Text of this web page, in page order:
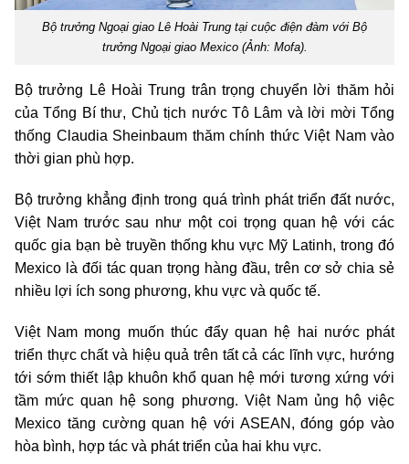
Bộ trưởng Ngoại giao Lê Hoài Trung tại cuộc điện đàm với Bộ
trưởng Ngoại giao Mexico (Ảnh: Mofa).
Bộ trưởng Lê Hoài Trung trân trọng chuyển lời thăm hỏi
của Tổng Bí thư, Chủ tịch nước Tô Lâm và lời mời Tổng
thống Claudia Sheinbaum thăm chính thức Việt Nam vào
thời gian phù hợp.
Bộ trưởng khẳng định trong quá trình phát triển đất nước,
Việt Nam trước sau như một coi trọng quan hệ với các
quốc gia bạn bè truyền thống khu vực Mỹ Latinh, trong đó
Mexico là đối tác quan trọng hàng đầu, trên cơ sở chia sẻ
nhiều lợi ích song phương, khu vực và quốc tế.
Việt Nam mong muốn thúc đẩy quan hệ hai nước phát
triển thực chất và hiệu quả trên tất cả các lĩnh vực, hướng
tới sớm thiết lập khuôn khổ quan hệ mới tương xứng với
tầm mức quan hệ song phương. Việt Nam ủng hộ việc
Mexico tăng cường quan hệ với ASEAN, đóng góp vào
hòa bình, hợp tác và phát triển của hai khu vực.